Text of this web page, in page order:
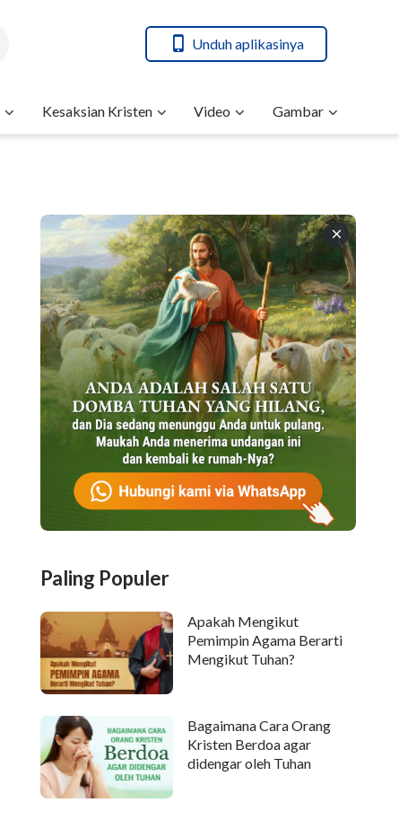
Unduh aplikasinya
Kesaksian Kristen Video Gambar
Paling Populer
Apakah Mengikut
Pemimpin Agama Berarti
Mengikut Tuhan?
Bagaimana Cara Orang
Kristen Berdoa agar
didengar oleh Tuhan